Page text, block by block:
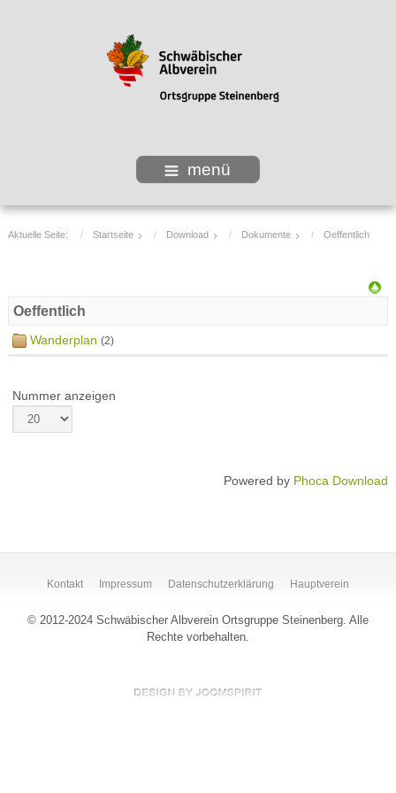
menü
Aktuelle Seite: Startseite Download Dokumente Oeffentlich
Oeffentlich
Wanderplan (2)
Nummer anzeigen
Powered by Phoca Download
Kontakt Impressum Datenschutzerklärung Hauptverein
© 2012-2024 Schwäbischer Albverein Ortsgruppe Steinenberg. Alle
Rechte vorbehalten.